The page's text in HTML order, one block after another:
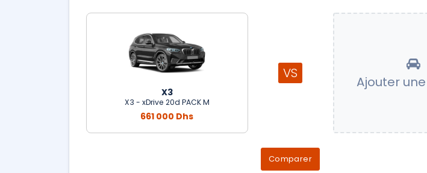
X3
X3 - xDrive 20d PACK M
661 000 Dhs
VS
Ajouter
Comparer